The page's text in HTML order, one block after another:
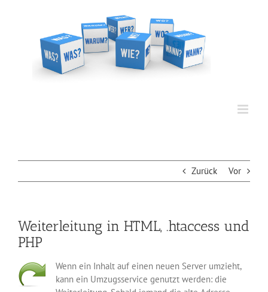
Zurück Vor
Weiterleitung in HTML, .htaccess und
PHP
Wenn ein Inhalt auf einen neuen Server umzieht,
kann ein Umzugsservice genutzt werden: die